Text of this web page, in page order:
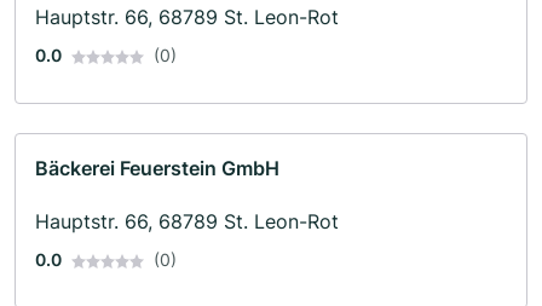
Hauptstr. 66, 68789 St. Leon-Rot
0.0 (0)
Bäckerei Feuerstein GmbH
Hauptstr. 66, 68789 St. Leon-Rot
0.0 (0)